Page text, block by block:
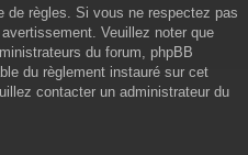
de règles. Si vous ne respectez pas
Veuillez noter que
du forum, phpBB
du règlement instauré sur cet
contacter un administrateur du